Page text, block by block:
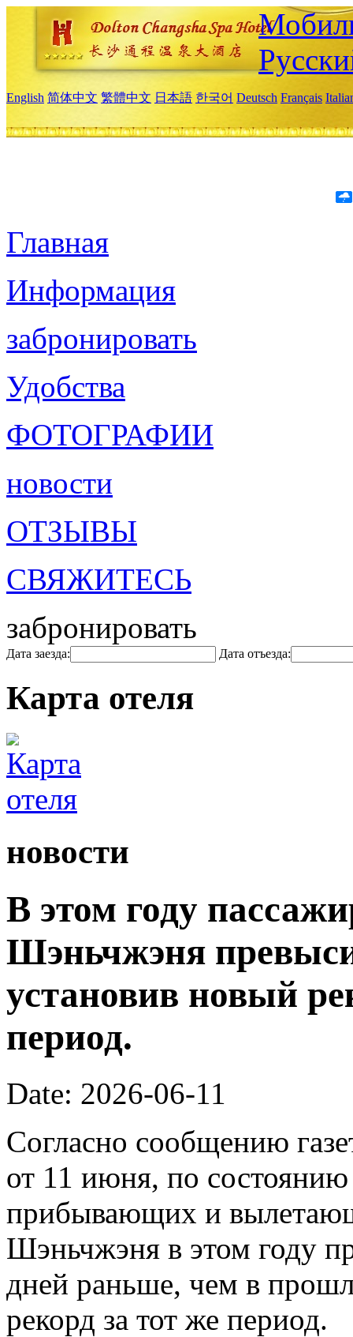
English 简体中文 繁體中文 日本語 한국어 Deutsch Français
Главная
Информация
забронировать
Удобства
ФОТОГРАФИИ
новости
ОТЗЫВЫ
СВЯЖИТЕСЬ
забронировать
Дата заезда: Дата отъезда:
Карта отеля
новости
В этом году
Шэньчжэня
установив новый
период.
Date: 2026-06-11
Согласно сообщению
от 11 июня, по
прибывающих и
Шэньчжэня в этом году
дней раньше, чем в
рекорд за тот же период.